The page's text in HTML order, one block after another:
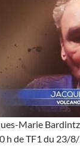
Marie
h de TF1 du 23/